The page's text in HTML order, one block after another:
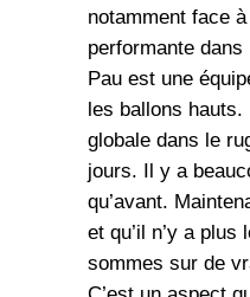
notamment face
performante
Pau est une
les ballons hauts.
globale dans le
jours. Il y a
qu’avant.
et qu’il n’y a
sommes sur de